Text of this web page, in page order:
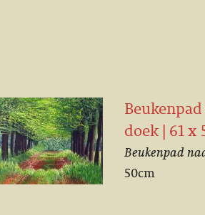
doek | 61 x
Beukenpad
50cm